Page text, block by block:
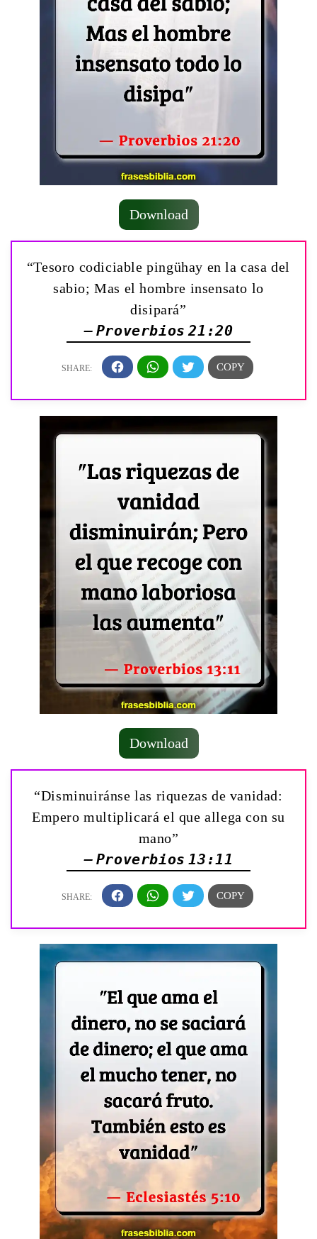
Download
“Tesoro codiciable pingühay en la casa del
sabio; Mas el hombre insensato lo
disipará”
— Proverbios 21:20
Download
“Disminuiránse las riquezas de vanidad:
Empero multiplicará el que allega con su
mano”
— Proverbios 13:11